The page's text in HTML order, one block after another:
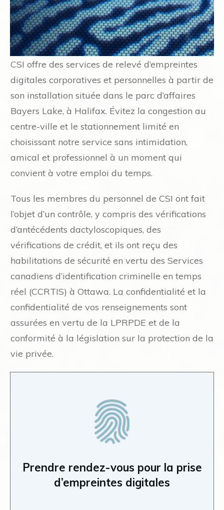
CSI offre des services de relevé d’empreintes
digitales corporatives et personnelles à partir de
son installation située dans le parc d’affaires
Bayers Lake, à Halifax. Évitez la congestion au
centre-ville et le stationnement limité en
choisissant notre service sans intimidation,
amical et professionnel à un moment qui
convient à votre emploi du temps.
Tous les membres du personnel de CSI ont fait
l’objet d’un contrôle, y compris des vérifications
d’antécédents dactyloscopiques, des
vérifications de crédit, et ils ont reçu des
habilitations de sécurité en vertu des Services
canadiens d’identification criminelle en temps
réel (CCRTIS) à Ottawa. La confidentialité et la
confidentialité de vos renseignements sont
assurées en vertu de la LPRPDE et de la
conformité à la législation sur la protection de la
vie privée.
Prendre rendez-vous pour la prise
d’empreintes digitales